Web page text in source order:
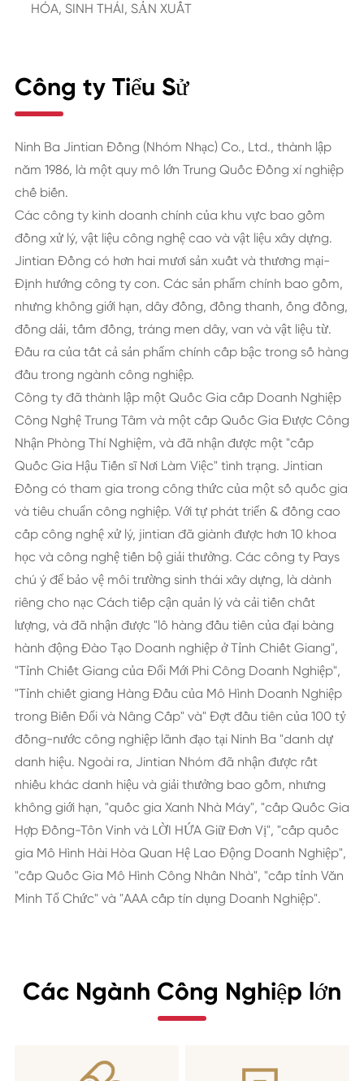
HÓA, SINH THÁI, SẢN XUẤT
Công ty Tiểu Sử
Ninh Ba Jintian Đồng (Nhóm Nhạc) Co., Ltd., thành lập
năm 1986, là một quy mô lớn Trung Quốc Đồng xí nghiệp
chế biến.
Các công ty kinh doanh chính của khu vực bao gồm
đồng xử lý, vật liệu công nghệ cao và vật liệu xây dựng.
Jintian Đồng có hơn hai mươi sản xuất và thương mại-
Định hướng công ty con. Các sản phẩm chính bao gồm,
nhưng không giới hạn, dây đồng, đồng thanh, ống đồng,
đồng dải, tấm đồng, tráng men dây, van và vật liệu từ.
Đầu ra của tất cả sản phẩm chính cấp bậc trong số hàng
đầu trong ngành công nghiệp.
Công ty đã thành lập một Quốc Gia cấp Doanh Nghiệp
Công Nghệ Trung Tâm và một cấp Quốc Gia Được Công
Nhận Phòng Thí Nghiệm, và đã nhận được một "cấp
Quốc Gia Hậu Tiến sĩ Nơi Làm Việc" tình trạng. Jintian
Đồng có tham gia trong công thức của một số quốc gia
và tiêu chuẩn công nghiệp. Với tự phát triển & đồng cao
cấp công nghệ xử lý, jintian đã giành được hơn 10 khoa
học và công nghệ tiến bộ giải thưởng. Các công ty Pays
chú ý để bảo vệ môi trường sinh thái xây dựng, là dành
riêng cho nạc Cách tiếp cận quản lý và cải tiến chất
lượng, và đã nhận được "lô hàng đầu tiên của đại bàng
hành động Đào Tạo Doanh nghiệp ở Tỉnh Chiết Giang",
"Tỉnh Chiết Giang của Đổi Mới Phi Công Doanh Nghiệp",
"Tỉnh chiết giang Hàng Đầu của Mô Hình Doanh Nghiệp
trong Biến Đổi và Nâng Cấp" và" Đợt đầu tiên của 100 tỷ
đồng-nước công nghiệp lãnh đạo tại Ninh Ba "danh dự
danh hiệu. Ngoài ra, Jintian Nhóm đã nhận được rất
nhiều khác danh hiệu và giải thưởng bao gồm, nhưng
không giới hạn, "quốc gia Xanh Nhà Máy", "cấp Quốc Gia
Hợp Đồng-Tôn Vinh và LỜI HỨA Giữ Đơn Vị", "cấp quốc
gia Mô Hình Hài Hòa Quan Hệ Lao Động Doanh Nghiệp",
"cấp Quốc Gia Mô Hình Công Nhân Nhà", "cấp tỉnh Văn
Minh Tổ Chức" và "AAA cấp tín dụng Doanh Nghiệp".
Các Ngành Công Nghiệp lớn